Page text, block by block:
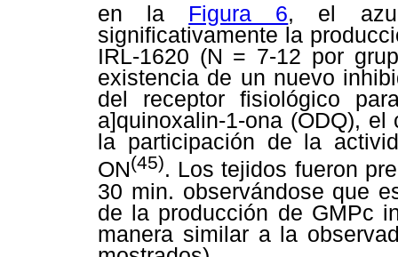
en la Figura 6, el
significativamente la
IRL-1620 (N = 7-12 por
existencia de un nuevo
del receptor fisiológico
a]quinoxalin-1-ona (ODQ),
la participación de la
ON(45). Los tejidos fueron
30 min. observándose que
de la producción de GMPc
manera similar a la